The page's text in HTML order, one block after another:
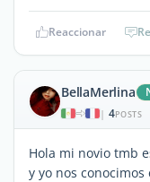
Reaccionar
BellaMerlina
| 4POSTS
Hola mi novio tmb
y yo nos